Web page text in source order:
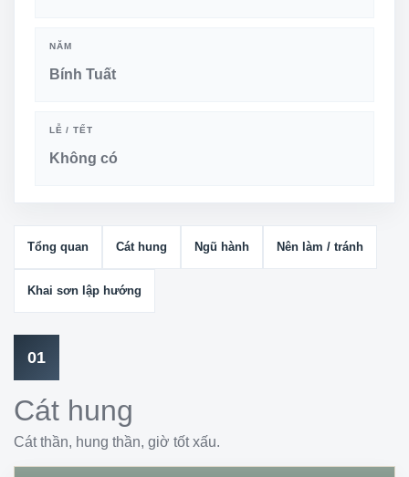
NĂM
Bính Tuất
LỄ / TẾT
Không có
Tổng quan Cát hung Ngũ hành Nên làm / tránh
Khai sơn lập hướng
01
Cát hung
Cát thần, hung thần, giờ tốt xấu.